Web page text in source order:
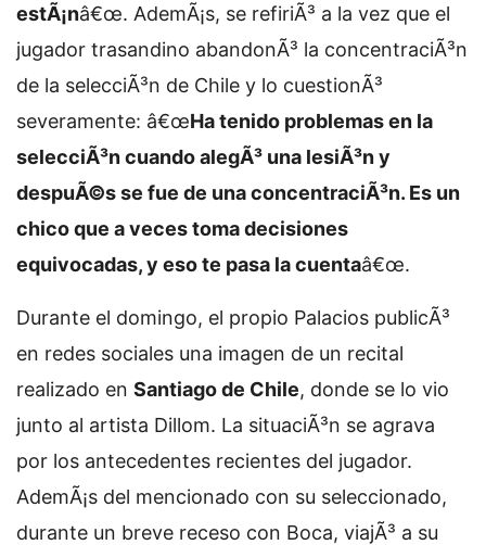
estÃ¡nâ€œ. AdemÃ¡s, se refiriÃ³ a la vez que el
jugador trasandino abandonÃ³ la concentraciÃ³n
de la selecciÃ³n de Chile y lo cuestionÃ³
severamente: â€œHa tenido problemas en la
selecciÃ³n cuando alegÃ³ una lesiÃ³n y
despuÃ©s se fue de una concentraciÃ³n. Es un
chico que a veces toma decisiones
equivocadas, y eso te pasa la cuentaâ€œ.
Durante el domingo, el propio Palacios publicÃ³
en redes sociales una imagen de un recital
realizado en Santiago de Chile, donde se lo vio
junto al artista Dillom. La situaciÃ³n se agrava
por los antecedentes recientes del jugador.
AdemÃ¡s del mencionado con su seleccionado,
durante un breve receso con Boca, viajÃ³ a su